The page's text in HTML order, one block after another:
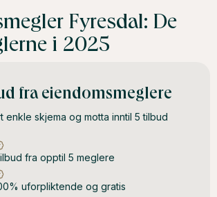
Fyresdal: De
i 2025
fra eiendomsmeglere
enkle skjema og motta inntil 5 tilbud
fra opptil 5 meglere
uforpliktende og gratis